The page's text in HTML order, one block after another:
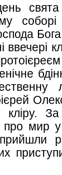
свята
ввечері
кліру.
про мир